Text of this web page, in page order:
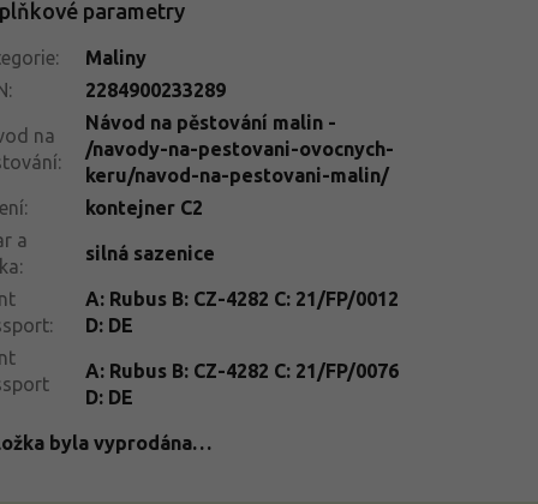
parametry
:
Maliny
: 2284900233289
na
:
Návod na pěstování malin -
/navody-na-pestovani-ovocnych-
keru/navod-na-pestovani-malin/
:
kontejner C2
a
:
silná sazenice
:
A: Rubus B: CZ-4282 C: 21/FP/0012
D: DE
A: Rubus B: CZ-4282 C: 21/FP/0076
D: DE
byla vyprodána…